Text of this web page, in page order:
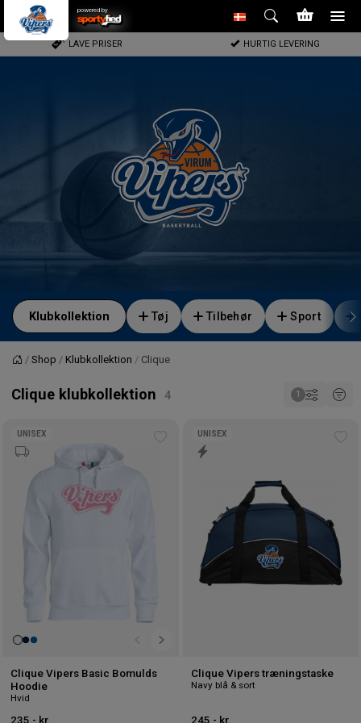
powered by
LAVE PRISER HURTIG LEVERING
Klubkollektion Tøj Tilbehør Sport
Forside
Shop Klubkollektion Clique
Clique klubkollektion
UNISEX
Clique Vipers Basic Bomulds
Hoodie
Hvid
235,- kr.
UNISEX
Clique Vipers træningstaske
Navy blå & sort
245,- kr.